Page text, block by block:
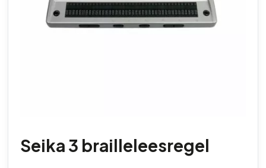
Seika 3 brailleleesregel